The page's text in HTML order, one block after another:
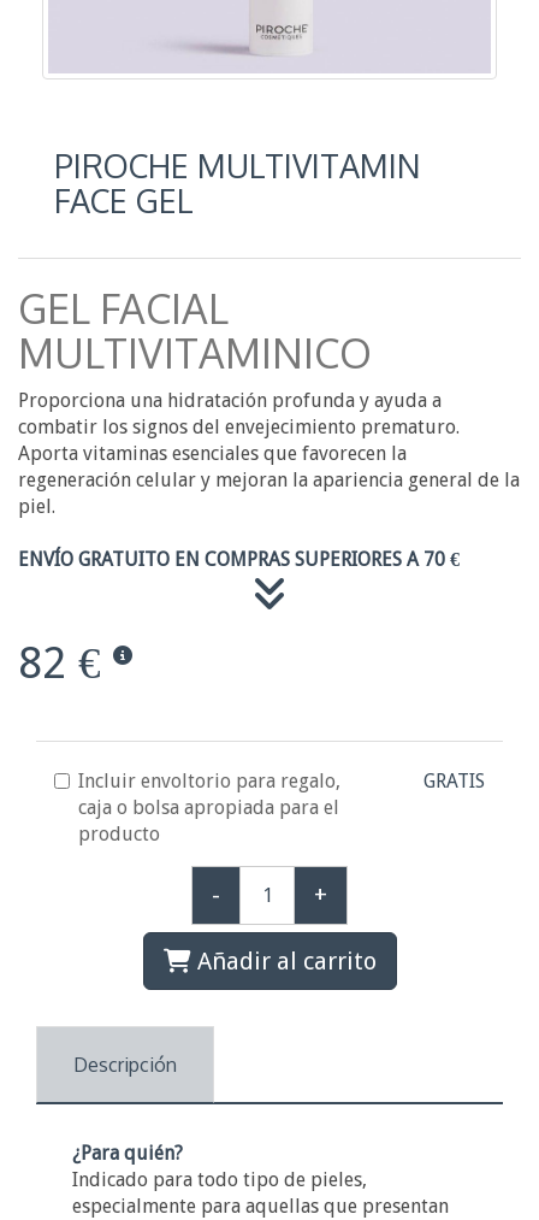
PIROCHE MULTIVITAMIN
FACE GEL
GEL FACIAL
MULTIVITAMINICO
Proporciona una hidratación profunda y ayuda a
combatir los signos del envejecimiento prematuro.
Aporta vitaminas esenciales que favorecen la
regeneración celular y mejoran la apariencia general de la
piel.
ENVÍO GRATUITO EN COMPRAS SUPERIORES A 70 €
82 €
Incluir envoltorio para regalo,
caja o bolsa apropiada para el
producto
GRATIS
- +
Añadir al carrito
Descripción
¿Para quién?
Indicado para todo tipo de pieles,
especialmente para aquellas que presentan